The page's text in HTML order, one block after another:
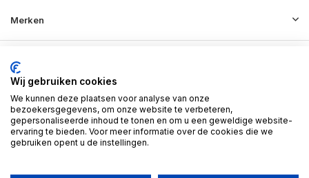
Merken
Informatie
Contact
© 2026 BD Store - Theme By
Wij gebruiken cookies
We kunnen deze plaatsen voor analyse van onze
bezoekersgegevens, om onze website te verbeteren,
gepersonaliseerde inhoud te tonen en om u een geweldige website-
ervaring te bieden. Voor meer informatie over de cookies die we
gebruiken opent u de instellingen.